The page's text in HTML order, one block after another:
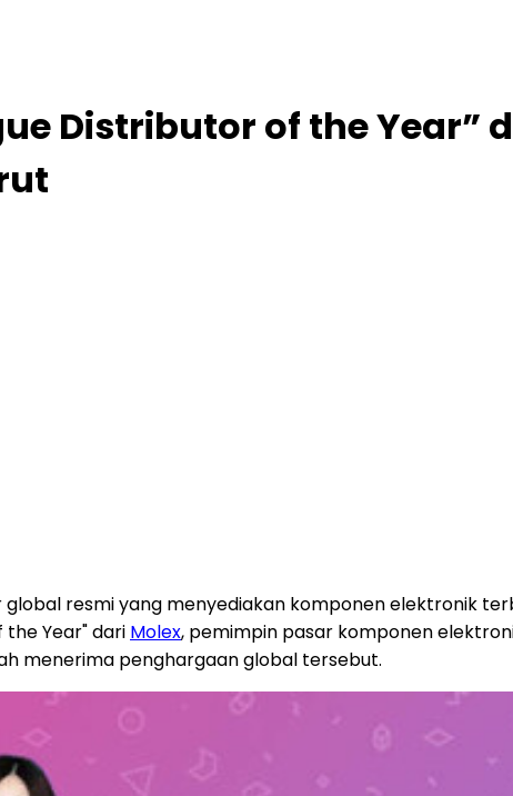
Distributor of the Year”
global resmi yang menyediakan komponen elektronik
Year" dari Molex, pemimpin pasar komponen
menerima penghargaan global tersebut.